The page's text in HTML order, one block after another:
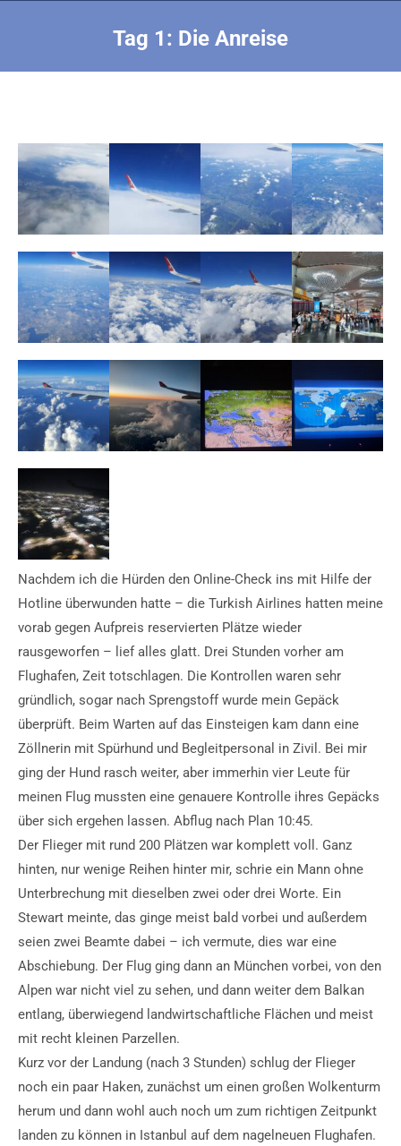
Tag 1: Die Anreise
Nachdem ich die Hürden den Online-Check ins mit Hilfe der
Hotline überwunden hatte – die Turkish Airlines hatten meine
vorab gegen Aufpreis reservierten Plätze wieder
rausgeworfen – lief alles glatt. Drei Stunden vorher am
Flughafen, Zeit totschlagen. Die Kontrollen waren sehr
gründlich, sogar nach Sprengstoff wurde mein Gepäck
überprüft. Beim Warten auf das Einsteigen kam dann eine
Zöllnerin mit Spürhund und Begleitpersonal in Zivil. Bei mir
ging der Hund rasch weiter, aber immerhin vier Leute für
meinen Flug mussten eine genauere Kontrolle ihres Gepäcks
über sich ergehen lassen. Abflug nach Plan 10:45.
Der Flieger mit rund 200 Plätzen war komplett voll. Ganz
hinten, nur wenige Reihen hinter mir, schrie ein Mann ohne
Unterbrechung mit dieselben zwei oder drei Worte. Ein
Stewart meinte, das ginge meist bald vorbei und außerdem
seien zwei Beamte dabei – ich vermute, dies war eine
Abschiebung. Der Flug ging dann an München vorbei, von den
Alpen war nicht viel zu sehen, und dann weiter dem Balkan
entlang, überwiegend landwirtschaftliche Flächen und meist
mit recht kleinen Parzellen.
Kurz vor der Landung (nach 3 Stunden) schlug der Flieger
noch ein paar Haken, zunächst um einen großen Wolkenturm
herum und dann wohl auch noch um zum richtigen Zeitpunkt
landen zu können in Istanbul auf dem nagelneuen Flughafen.